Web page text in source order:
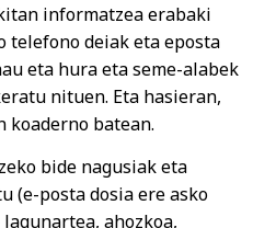
informatzea erabaki
telefono deiak eta eposta
eta hura eta seme-alabek
nituen. Eta hasieran,
batean.
bide nagusiak eta
(e-posta dosia ere asko
ahozkoa,